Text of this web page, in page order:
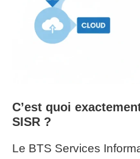
C’est quoi
SISR ?
Le BTS Services